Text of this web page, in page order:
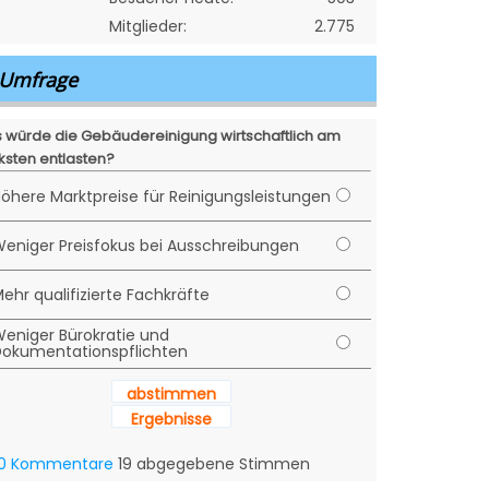
Mitglieder:
2.775
Umfrage
würde die Gebäudereinigung wirtschaftlich am
entlasten?
Marktpreise für Reinigungsleistungen
Preisfokus bei Ausschreibungen
qualifizierte Fachkräfte
Bürokratie und
abstimmen
Ergebnisse
Kommentare 19 abgegebene Stimmen